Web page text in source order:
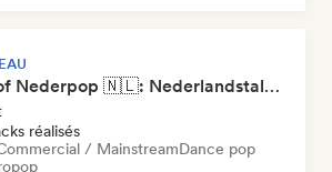
Best of Nederpop 🇳🇱: Nederlandstalige Pop & Hollandse Hits
réalisés
/ MainstreamDance pop